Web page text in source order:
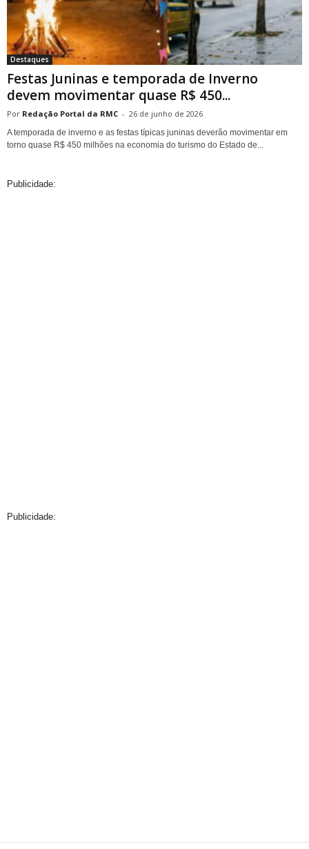
Destaques
Festas Juninas e temporada de Inverno
devem movimentar quase R$ 450...
Redação Portal da RMC - 26 de junho de 2026
A temporada de inverno e as festas típicas juninas deverão movimentar em
torno quase R$ 450 milhões na economia do turismo do Estado de...
Publicidade:
Publicidade: